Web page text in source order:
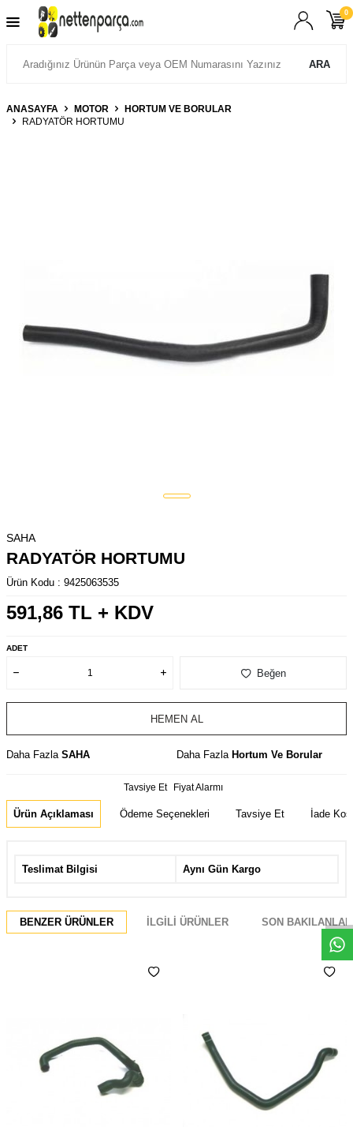
Whatsapp
ARA
0
ANASAYFA MOTOR
HORTUM VE BORULAR
RADYATÖR HORTUMU
SAHA
RADYATÖR HORTUMU
Ürün Kodu : 9425063535
591,86 TL + KDV
ADET
Beğen
HEMEN AL
Daha Fazla SAHA Daha Fazla Hortum Ve Borular
Tavsiye Et Fiyat Alarmı
Ürün Açıklaması Ödeme Seçenekleri Tavsiye Et İade
Teslimat Bilgisi Aynı Gün Kargo
BENZER ÜRÜNLER İLGILI ÜRÜNLER SON BAKILANLAR